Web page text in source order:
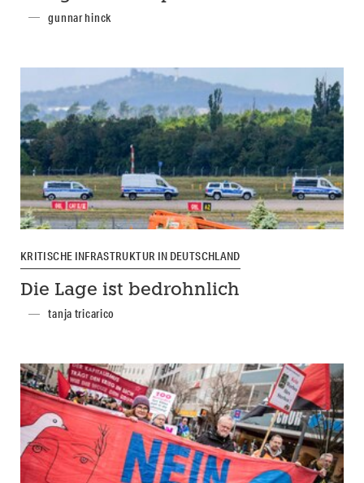
gunnar hinck
KRITISCHE INFRASTRUKTUR IN DEUTSCHLAND
Die Lage ist bedrohnlich
tanja tricarico